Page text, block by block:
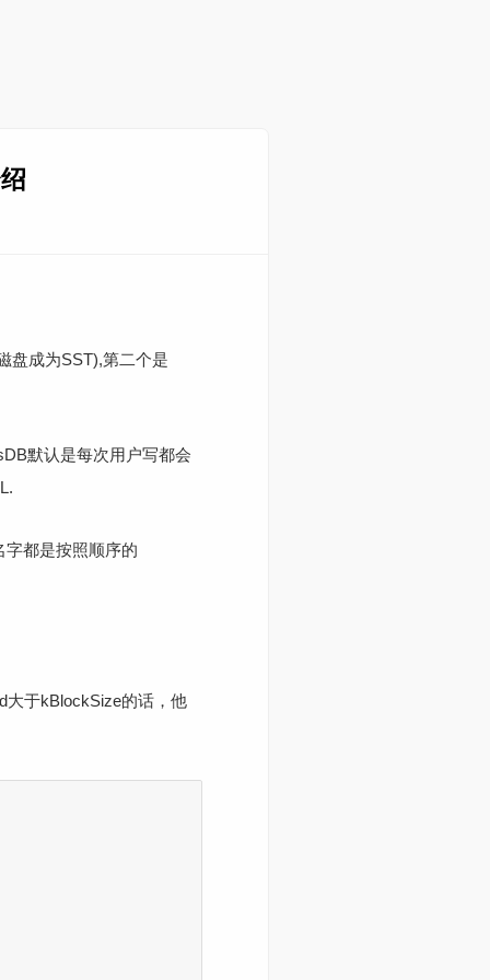
盘成为SST),第二个是
默认是每次用户写都会
字都是按照顺序的
大于kBlockSize的话，他